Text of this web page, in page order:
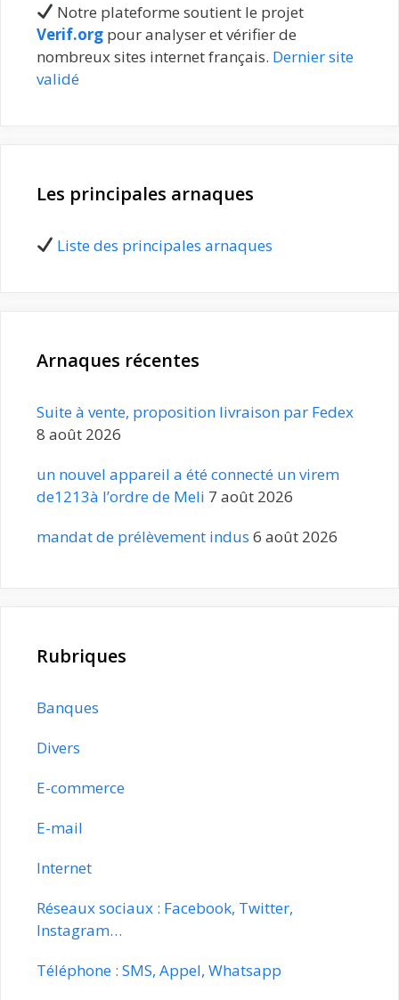
Notre plateforme soutient le projet
Verif.org pour analyser et vérifier de
nombreux sites internet français. Dernier site
validé
Les principales arnaques
Liste des principales arnaques
Arnaques récentes
Suite à vente, proposition livraison par Fedex
8 août 2026
un nouvel appareil a été connecté un virem
de1213à l’ordre de Meli 7 août 2026
mandat de prélèvement indus 6 août 2026
Rubriques
Banques
Divers
E-commerce
E-mail
Internet
Réseaux sociaux : Facebook, Twitter,
Instagram…
Téléphone : SMS, Appel, Whatsapp